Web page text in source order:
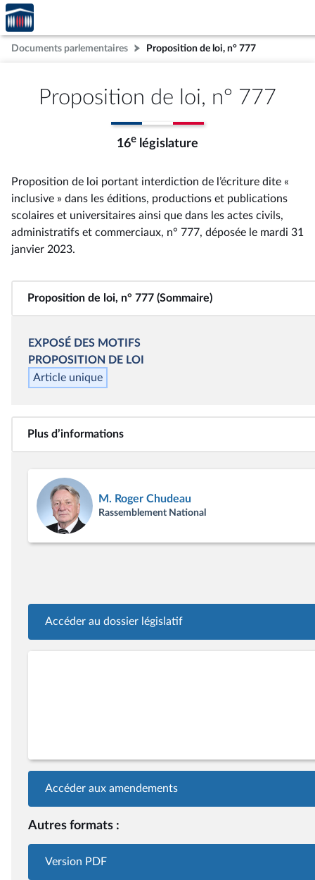
Aller au contenu
Aller en bas de la page
Accèder
à la
page
d'accueil
Documents parlementaires Proposition de loi, n° 777
Proposition de loi, n° 777
16e législature
Proposition de loi portant interdiction de l’écriture dite «
inclusive » dans les éditions, productions et publications
scolaires et universitaires ainsi que dans les actes civils,
administratifs et commerciaux, n° 777, déposée le mardi 31
janvier 2023.
Proposition de loi, n° 777 (Sommaire)
EXPOSÉ DES MOTIFS
PROPOSITION DE LOI
Article unique
Plus d’informations
M. Roger Chudeau
Rassemblement National
Accéder au dossier législatif
Accéder aux amendements
Autres formats :
Version PDF